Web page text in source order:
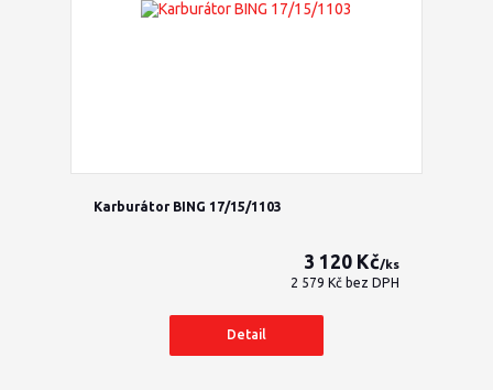
Karburátor BING 17/15/1103
3 120 Kč/ks
2 579 Kč bez DPH
Detail